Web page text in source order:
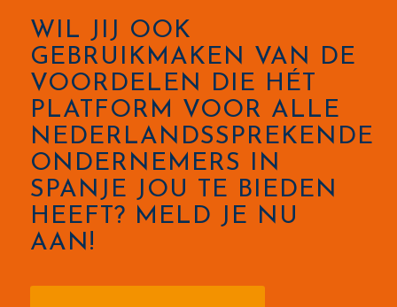
WIL JIJ OOK
GEBRUIKMAKEN VAN DE
VOORDELEN DIE HÉT
PLATFORM VOOR ALLE
NEDERLANDSSPREKENDE
ONDERNEMERS IN
SPANJE JOU TE BIEDEN
HEEFT? MELD JE NU
AAN!